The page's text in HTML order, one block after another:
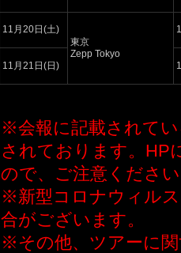
11月20日(土)
東京
Zepp Tokyo
11月21日(日)
※会報に記載されて
されております。HP
ので、ご注意くださ
※新型コロナウィル
合がございます。
※その他、ツアーに関